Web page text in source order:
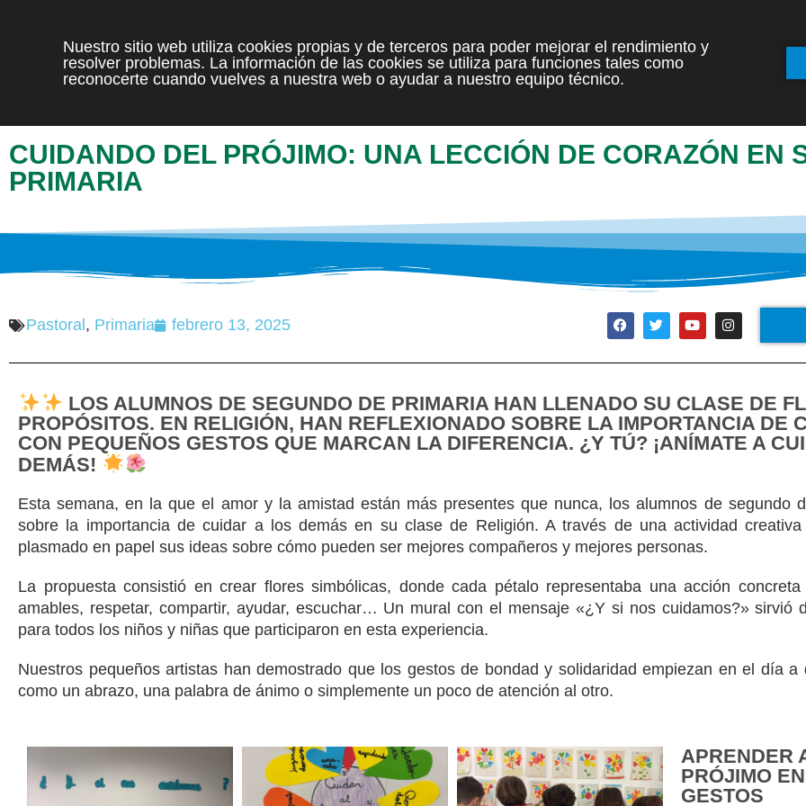
INICIO
CUIDANDO DEL PRÓJIMO: UNA LECCIÓN DE CORAZÓN EN
PRIMARIA
Pastoral , Primaria febrero 13, 2025
LOS ALUMNOS DE SEGUNDO DE PRIMARIA HAN LLENADO SU CLASE DE
PROPÓSITOS. EN RELIGIÓN, HAN REFLEXIONADO SOBRE LA IMPORTANCIA DE
CON PEQUEÑOS GESTOS QUE MARCAN LA DIFERENCIA. ¿Y TÚ? ¡ANÍMATE A
DEMÁS!
Esta semana, en la que el amor y la amistad están más presentes que nunca, los alumnos de segundo
sobre la importancia de cuidar a los demás en su clase de Religión. A través de una actividad
plasmado en papel sus ideas sobre cómo pueden ser mejores compañeros y mejores personas.
La propuesta consistió en crear flores simbólicas, donde cada pétalo representaba una acción
amables, respetar, compartir, ayudar, escuchar… Un mural con el mensaje «¿Y si nos cuidamos?» sirvió
para todos los niños y niñas que participaron en esta experiencia.
Nuestros pequeños artistas han demostrado que los gestos de bondad y solidaridad empiezan en el día
como un abrazo, una palabra de ánimo o simplemente un poco de atención al otro.
APRENDER
PRÓJIMO
GESTOS
Nuestro sitio web utiliza cookies propias y de terceros para poder mejorar el rendimiento y
resolver problemas. La información de las cookies se utiliza para funciones tales como
reconocerte cuando vuelves a nuestra web o ayudar a nuestro equipo técnico.